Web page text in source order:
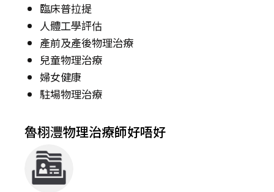
臨床普拉提
人體工學評估
產前及產後物理治療
兒童物理治療
婦女健康
駐場物理治療
魯栩灃物理治療師好唔好